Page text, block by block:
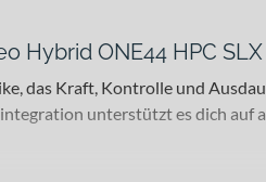
Hybrid ONE44 HPC
das Kraft, Kontrolle und
unterstützt es dich auf